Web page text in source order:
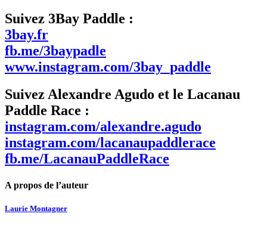
Suivez 3Bay Paddle :
3bay.fr
fb.me/3baypadle
www.instagram.com/3bay_paddle
Suivez Alexandre Agudo et le Lacanau
Paddle Race :
instagram.com/alexandre.agudo
instagram.com/lacanaupaddlerace
fb.me/LacanauPaddleRace
A propos de l’auteur
Laurie Montagner